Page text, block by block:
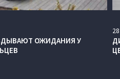
ОЖИДАНИЯ У
28